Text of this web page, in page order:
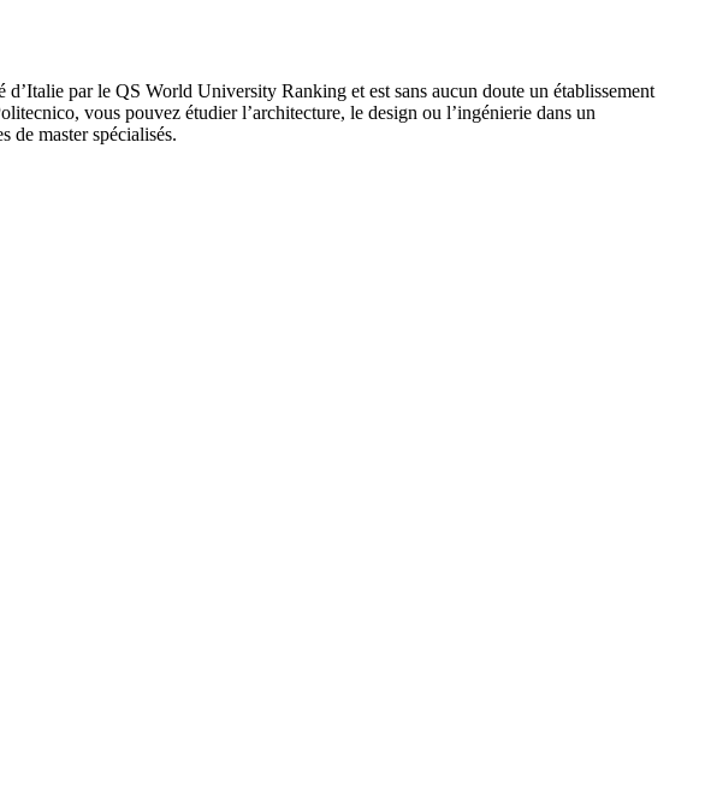
par le QS World University Ranking et est sans aucun doute un établissement
vous pouvez étudier l’architecture, le design ou l’ingénierie dans un
de master spécialisés.